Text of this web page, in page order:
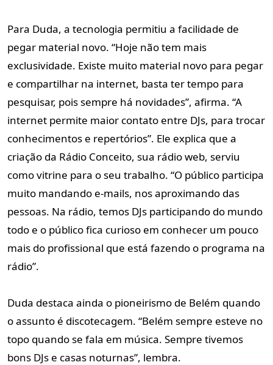
Para Duda, a tecnologia permitiu a facilidade de
pegar material novo. “Hoje não tem mais
exclusividade. Existe muito material novo para pegar
e compartilhar na internet, basta ter tempo para
pesquisar, pois sempre há novidades”, afirma. “A
internet permite maior contato entre DJs, para trocar
conhecimentos e repertórios”. Ele explica que a
criação da Rádio Conceito, sua rádio web, serviu
como vitrine para o seu trabalho. “O público participa
muito mandando e-mails, nos aproximando das
pessoas. Na rádio, temos DJs participando do mundo
todo e o público fica curioso em conhecer um pouco
mais do profissional que está fazendo o programa na
rádio”.
Duda destaca ainda o pioneirismo de Belém quando
o assunto é discotecagem. “Belém sempre esteve no
topo quando se fala em música. Sempre tivemos
bons DJs e casas noturnas”, lembra.